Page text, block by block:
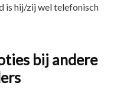
is hij/zij wel telefonisch
bij andere